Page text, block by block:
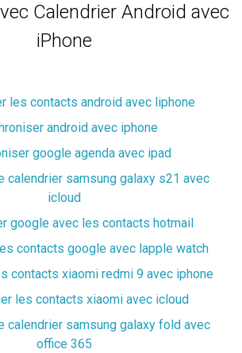
Calendrier Android avec
iPhone
les contacts android avec liphone
android avec iphone
google agenda avec ipad
calendrier samsung galaxy s21 avec
icloud
google avec les contacts hotmail
contacts google avec lapple watch
contacts xiaomi redmi 9 avec iphone
les contacts xiaomi avec icloud
calendrier samsung galaxy fold avec
office 365